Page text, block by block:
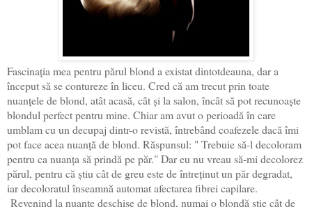
Fascinația mea pentru părul blond a existat dintotdeauna, dar a
început să se contureze în liceu. Cred că am trecut prin toate
nuanțele de blond, atât acasă, cât și la salon, încât să pot recunoaște
blondul perfect pentru mine. Chiar am avut o perioadă în care
umblam cu un decupaj dintr-o revistă, întrebând coafezele dacă îmi
pot face acea nuanță de blond. Răspunsul: " Trebuie să-l decoloram
pentru ca nuanța să prindă pe păr." Dar eu nu vreau să-mi decolorez
părul, pentru că știu cât de greu este de întreținut un păr degradat,
iar decoloratul înseamnă automat afectarea fibrei capilare.
Revenind la nuanțe deschise de blond, numai o blondă știe cât de